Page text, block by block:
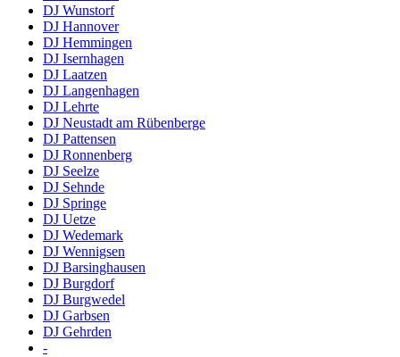
DJ Wunstorf
DJ Hannover
DJ Hemmingen
DJ Isernhagen
DJ Laatzen
DJ Langenhagen
DJ Lehrte
DJ Neustadt am Rübenberge
DJ Pattensen
DJ Ronnenberg
DJ Seelze
DJ Sehnde
DJ Springe
DJ Uetze
DJ Wedemark
DJ Wennigsen
DJ Barsinghausen
DJ Burgdorf
DJ Burgwedel
DJ Garbsen
DJ Gehrden
-